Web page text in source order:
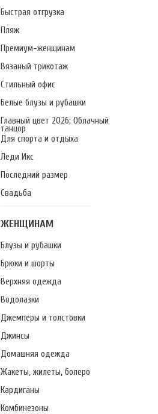
Быстрая отгрузка
Пляж
Премиум-женщинам
Вязаный трикотаж
Стильный офис
Белые блузы и рубашки
Главный цвет 2026: Облачный
танцор
Для спорта и отдыха
Леди Икс
Последний размер
Свадьба
ЖЕНЩИНАМ
Блузы и рубашки
Брюки и шорты
Верхняя одежда
Водолазки
Джемперы и толстовки
Джинсы
Домашняя одежда
Жакеты, жилеты, болеро
Кардиганы
Комбинезоны